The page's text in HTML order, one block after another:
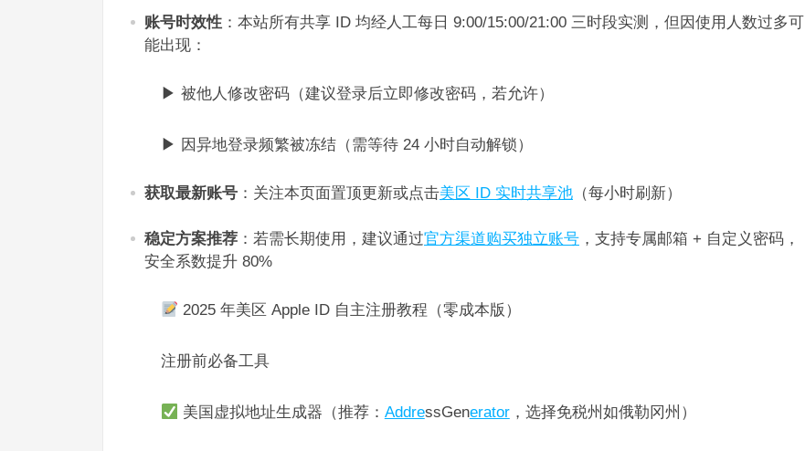
账号时效性 ：本站所有共享 ID 均经人工每日 9:00/15:00/21:00 三时段实测，但因使用人数过多可
能出现：​
▶ 被他人修改密码（建议登录后立即修改密码，若允许）​
▶ 因异地登录频繁被冻结（需等待 24 小时自动解锁）​
获取最新账号 ：关注本页面置顶更新或点击美区 ID 实时共享池 （每小时刷新）​
稳定方案推荐 ：若需长期使用，建议通过官方渠道购买独立账号 ，支持专属邮箱 + 自定义密码，
安全系数提升 80%​
2025 年美区 Apple ID 自主注册教程（零成本版）​
注册前必备工具​
美国虚拟地址生成器（推荐： AddressGenerator，选择免税州如俄勒冈州）​